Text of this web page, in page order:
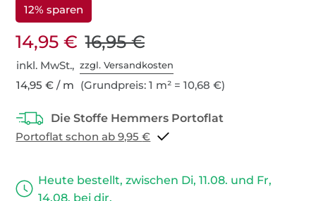
12% sparen
14,95 € 16,95 €
inkl. MwSt.,zzgl. Versandkosten
14,95 € / m (Grundpreis: 1 m² = 10,68 €)
Portoflat schon ab 9,95 €
Heute bestellt, zwischen Di, 11.08. und Fr,
14.08. bei dir.